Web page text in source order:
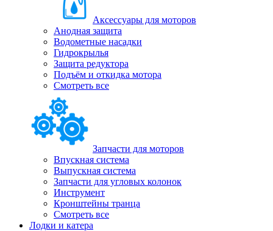
Аксессуары для моторов
Анодная защита
Водометные насадки
Гидрокрылья
Защита редуктора
Подъём и откидка мотора
Смотреть все
Запчасти для моторов
Впускная система
Выпускная система
Запчасти для угловых колонок
Инструмент
Кронштейны транца
Смотреть все
Лодки и катера